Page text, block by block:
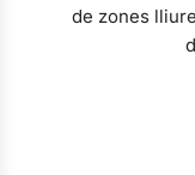
de zones